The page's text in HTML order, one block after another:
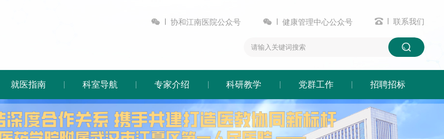
 协和江南医院公众号  健康管理中心公众号  联系我们
就医指南 科室导航 专家介绍 科研教学 党群工作 招聘招标